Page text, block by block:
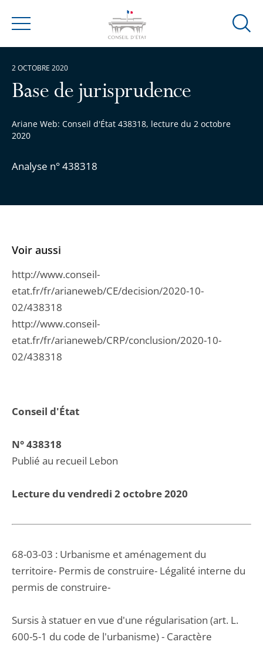
Menu
Ouvrir
Base de jurisprudence
Ariane Web: Conseil d'État 438318, lecture du 2 octobre
2020
Analyse n° 438318
2 OCTOBRE 2020
Conseil d'État
N° 438318
Publié au recueil Lebon
Lecture du vendredi 2 octobre 2020
68-03-03 : Urbanisme et aménagement du
territoire- Permis de construire- Légalité interne du
permis de construire-
Sursis à statuer en vue d'une régularisation (art. L.
600-5-1 du code de l'urbanisme) - Caractère
Voir aussi
http://www.conseil-
etat.fr/fr/arianeweb/CE/decision/2020-10-
02/438318
http://www.conseil-
etat.fr/fr/arianeweb/CRP/conclusion/2020-10-
02/438318